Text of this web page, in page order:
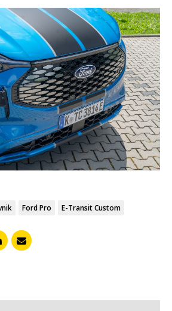
Ford Pro E-Transit Custom